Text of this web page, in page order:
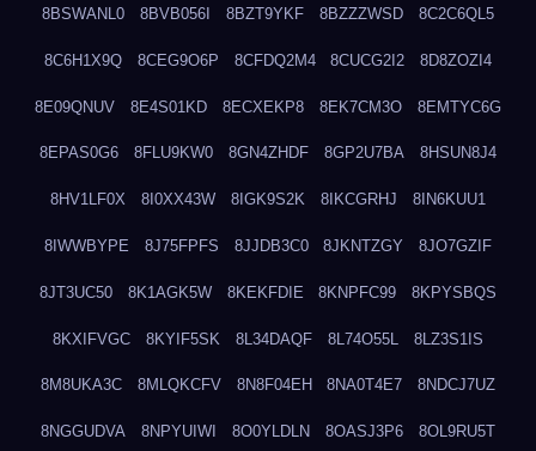
8BSWANL0 8BVB056I 8BZT9YKF 8BZZZWSD 8C2C6QL5
8C6H1X9Q 8CEG9O6P 8CFDQ2M4 8CUCG2I2 8D8ZOZI4
8E09QNUV 8E4S01KD 8ECXEKP8 8EK7CM3O 8EMTYC6G
8EPAS0G6 8FLU9KW0 8GN4ZHDF 8GP2U7BA 8HSUN8J4
8HV1LF0X 8I0XX43W 8IGK9S2K 8IKCGRHJ 8IN6KUU1
8IWWBYPE 8J75FPFS 8JJDB3C0 8JKNTZGY 8JO7GZIF
8JT3UC50 8K1AGK5W 8KEKFDIE 8KNPFC99 8KPYSBQS
8KXIFVGC 8KYIF5SK 8L34DAQF 8L74O55L 8LZ3S1IS
8M8UKA3C 8MLQKCFV 8N8F04EH 8NA0T4E7 8NDCJ7UZ
8NGGUDVA 8NPYUIWI 8O0YLDLN 8OASJ3P6 8OL9RU5T